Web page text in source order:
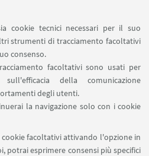
cookie tecnici necessari per il suo
strumenti di tracciamento facoltativi
consenso.
facoltativi sono usati per
della comunicazione
degli utenti.
la navigazione solo con i cookie
facoltativi attivando l'opzione in
potrai esprimere consensi più specifici
FILO
Missioni
da remoto
Azzo Gardino
UNIBO SU: